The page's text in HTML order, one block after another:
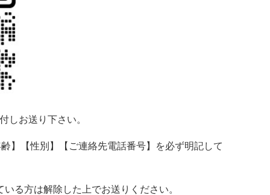
しお送り下さい。
】【性別】【ご連絡先電話番号】を必ず明記して
る方は解除した上でお送りください。